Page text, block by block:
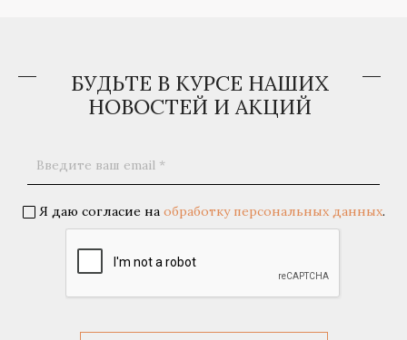
БУДЬТЕ В КУРСЕ НАШИХ
НОВОСТЕЙ И АКЦИЙ
Я даю согласие на обработку персональных данных.